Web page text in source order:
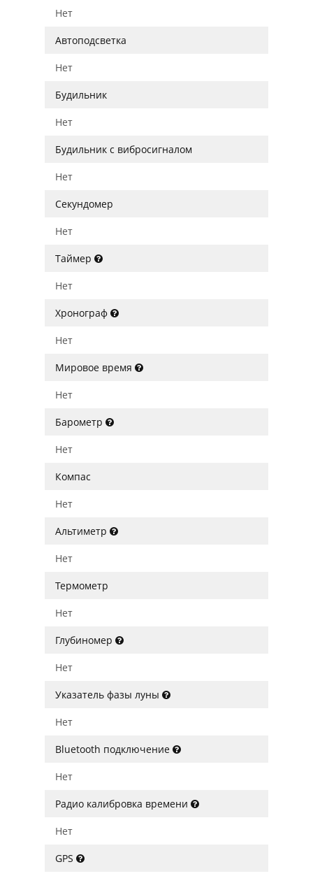
Нет
Автоподсветка
Нет
Будильник
Нет
Будильник с вибросигналом
Нет
Секундомер
Нет
Таймер
Нет
Хронограф
Нет
Мировое время
Нет
Барометр
Нет
Компас
Нет
Альтиметр
Нет
Термометр
Нет
Глубиномер
Нет
Указатель фазы луны
Нет
Bluetooth подключение
Нет
Радио калибровка времени
Нет
GPS